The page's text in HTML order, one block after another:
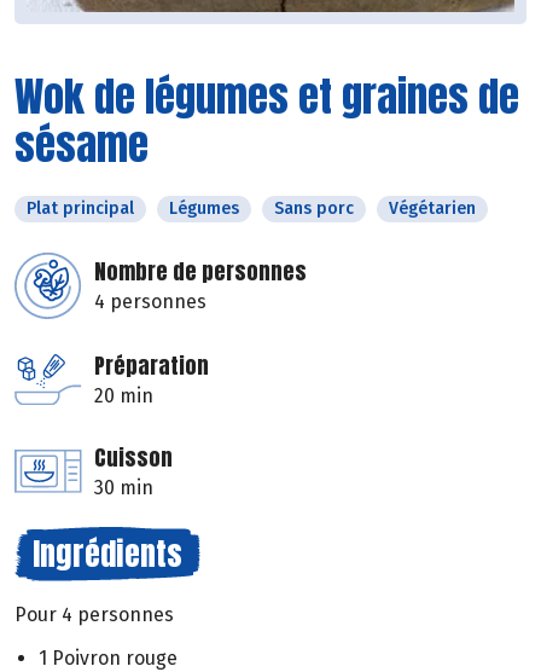
Wok de légumes et graines de
sésame
Plat principal Légumes Sans porc Végétarien
Nombre de personnes
4 personnes
Préparation
20 min
Cuisson
30 min
Ingrédients
Pour 4 personnes
1 Poivron rouge